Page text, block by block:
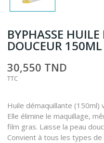
BYPHASSE
DOUCEUR 150ML
30,550 TND
TTC
Huile démaquillante (150ml)
Elle élimine le maquillage,
film gras. Laisse la peau
Convient à tous les types de